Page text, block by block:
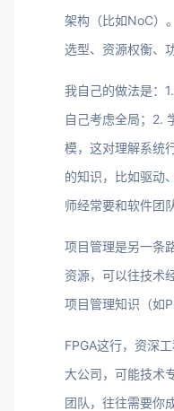
架构（比如NoC）
选型、资源权衡、
我自己的做法是：
自己考虑全局；2.
模，这对理解系统
的知识，比如驱动
师经常要和软件团
项目管理是另一条
资源，可以往技术
项目管理知识（如
FPGA这行，资深
大公司，可能技术
团队，往往需要你